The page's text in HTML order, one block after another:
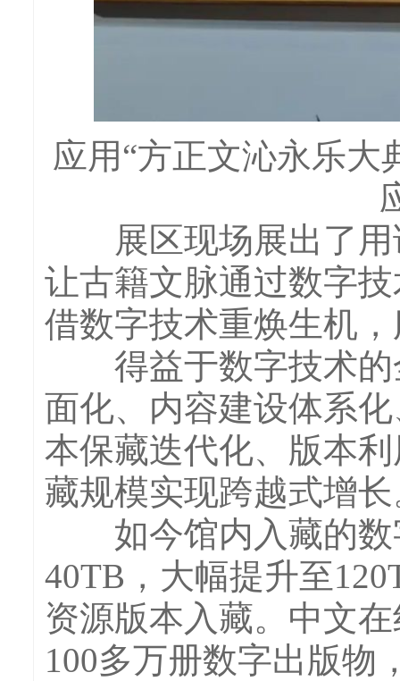
应用“方正文沁永乐大
展区现场展出了用
让古籍文脉通过数字
借数字技术重焕生机
得益于数字技术的
面化、内容建设体系
本保藏迭代化、版本
藏规模实现跨越式增
如今馆内入藏的数
40TB，大幅提升至
资源版本入藏。中文
100多万册数字出版物